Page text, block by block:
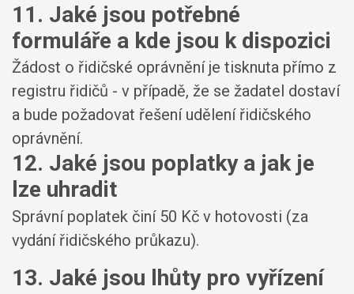
11. Jaké jsou potřebné
formuláře a kde jsou k dispozici
Žádost o řidičské oprávnění je tisknuta přímo z
registru řidičů - v případě, že se žadatel dostaví
a bude požadovat řešení udělení řidičského
oprávnění.
12. Jaké jsou poplatky a jak je
lze uhradit
Správní poplatek činí 50 Kč v hotovosti (za
vydání řidičského průkazu).
13. Jaké jsou lhůty pro vyřízení